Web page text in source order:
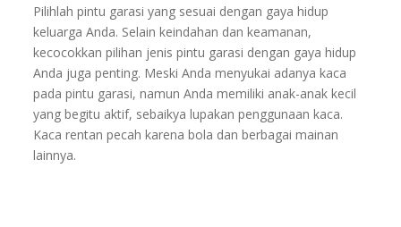
Pilihlah pintu garasi yang sesuai dengan gaya hidup
keluarga Anda. Selain keindahan dan keamanan,
kecocokkan pilihan jenis pintu garasi dengan gaya hidup
Anda juga penting. Meski Anda menyukai adanya kaca
pada pintu garasi, namun Anda memiliki anak-anak kecil
yang begitu aktif, sebaikya lupakan penggunaan kaca.
Kaca rentan pecah karena bola dan berbagai mainan
lainnya.